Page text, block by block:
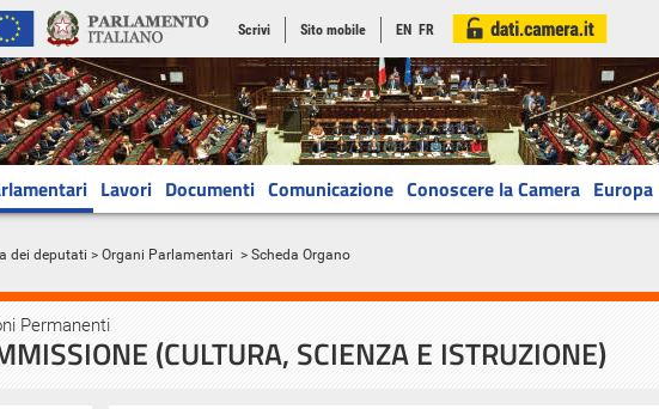
Scrivi Sito mobile EN FR
Lavori Documenti Comunicazione Conoscere la Camera Europa
dei deputati > Organi Parlamentari > Scheda Organo
Permanenti
(CULTURA, SCIENZA E ISTRUZIONE)